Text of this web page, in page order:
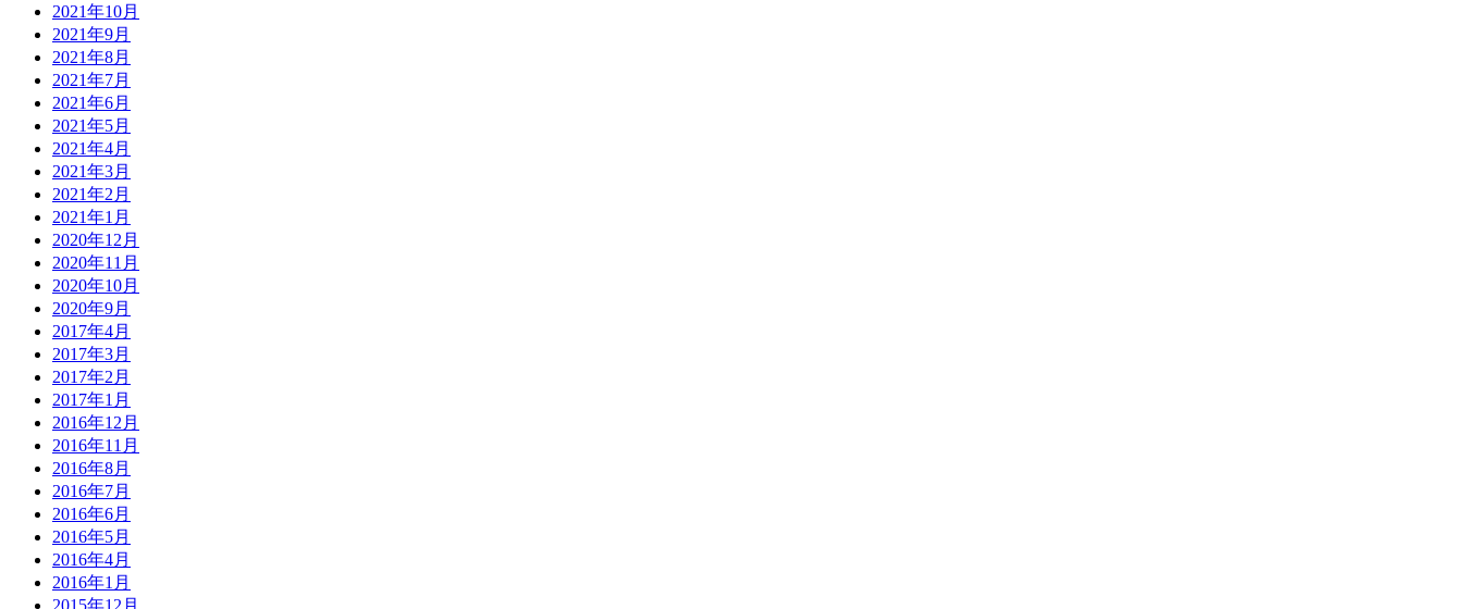
2021年10月
2021年9月
2021年8月
2021年7月
2021年6月
2021年5月
2021年4月
2021年3月
2021年2月
2021年1月
2020年12月
2020年11月
2020年10月
2020年9月
2017年4月
2017年3月
2017年2月
2017年1月
2016年12月
2016年11月
2016年8月
2016年7月
2016年6月
2016年5月
2016年4月
2016年1月
2015年12月